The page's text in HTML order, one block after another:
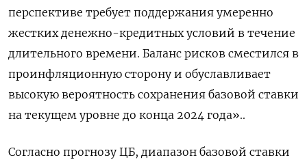
перспективе требует поддержания умеренно
жестких денежно-кредитных условий в течение
длительного времени. Баланс рисков сместился в
проинфляционную сторону и обуславливает
высокую вероятность сохранения базовой ставки
на текущем уровне до конца 2024 года»..
Согласно прогнозу ЦБ, диапазон базовой ставки